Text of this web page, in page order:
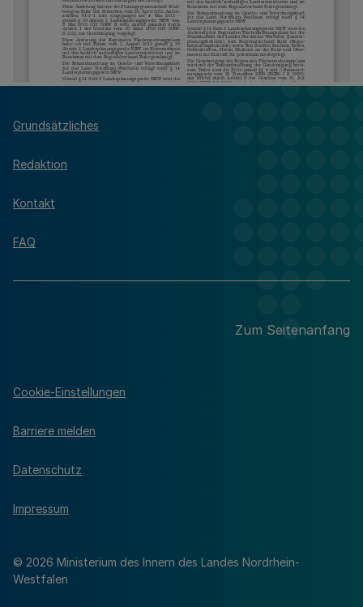
Grundsätzliches
Redaktion
Kontakt
FAQ
Zum Seitenanfang
© 2026 Ministerium des Innern des Landes Nordrhein-
Westfalen
Cookie-Einstellungen
Barriere melden
Datenschutz
Impressum